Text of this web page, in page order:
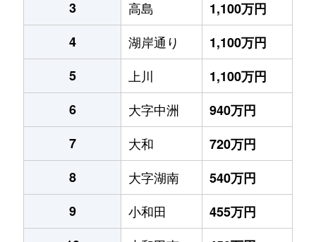
3
高島
1,100万円
4
湖岸通り
1,100万円
5
上川
1,100万円
6
大字中洲
940万円
7
大和
720万円
8
大字湖南
540万円
9
小和田
455万円